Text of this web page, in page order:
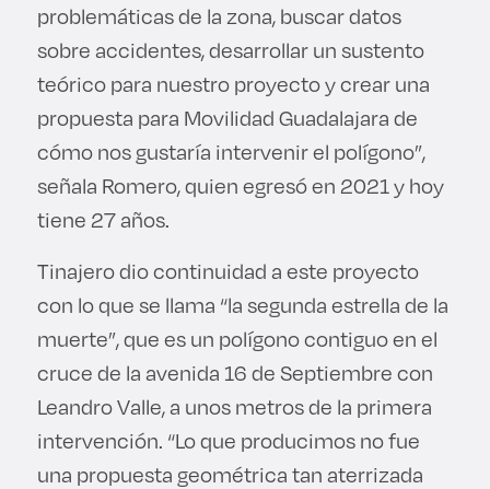
problemáticas de la zona, buscar datos
sobre accidentes, desarrollar un sustento
teórico para nuestro proyecto y crear una
propuesta para Movilidad Guadalajara de
cómo nos gustaría intervenir el polígono”,
señala Romero, quien egresó en 2021 y hoy
tiene 27 años.
Tinajero dio continuidad a este proyecto
con lo que se llama “la segunda estrella de la
muerte”, que es un polígono contiguo en el
cruce de la avenida 16 de Septiembre con
Leandro Valle, a unos metros de la primera
intervención. “Lo que producimos no fue
una propuesta geométrica tan aterrizada